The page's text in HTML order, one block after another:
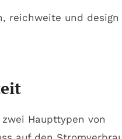
Haupttypen von